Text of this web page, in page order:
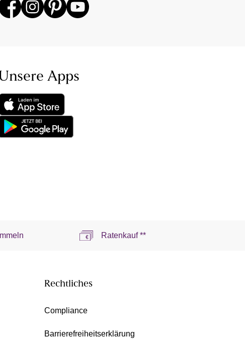
Unsere Apps
Ratenkauf **
Rechtliches
Compliance
Barrierefreiheitserklärung